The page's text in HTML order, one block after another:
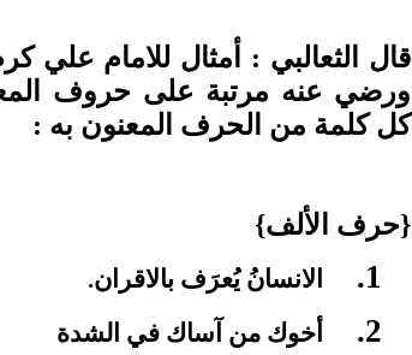
قال الثعالبي : أمثال للامام علي
ورضي عنه مرتبة على حروف
كل كلمة من الحرف المعنون به :
{حرف الألف}
1. الانسانُ يُعرَف بالاقران.
2. أخوك من آساك في الشدة